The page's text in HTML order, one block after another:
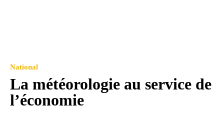
National
La météorologie au service de
l’économie